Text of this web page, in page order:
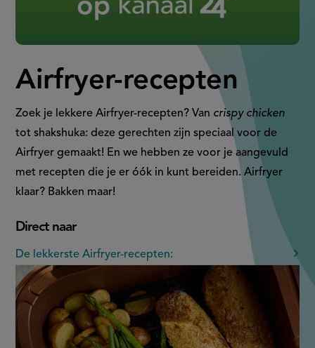
Airfryer-recepten
Zoek je lekkere Airfryer-recepten? Van crispy chicken
tot shakshuka: deze gerechten zijn speciaal voor de
Airfryer gemaakt! En we hebben ze voor je aangevuld
met recepten die je er óók in kunt bereiden. Airfryer
klaar? Bakken maar!
Direct naar
De lekkerste Airfryer-recepten: